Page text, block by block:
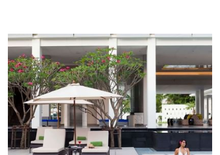
บริการซักอบรีด
บริการแนะนำสถานที่ท่องเที่ยวในกรุงเทพฯ และบริเวณใกล้เคียง